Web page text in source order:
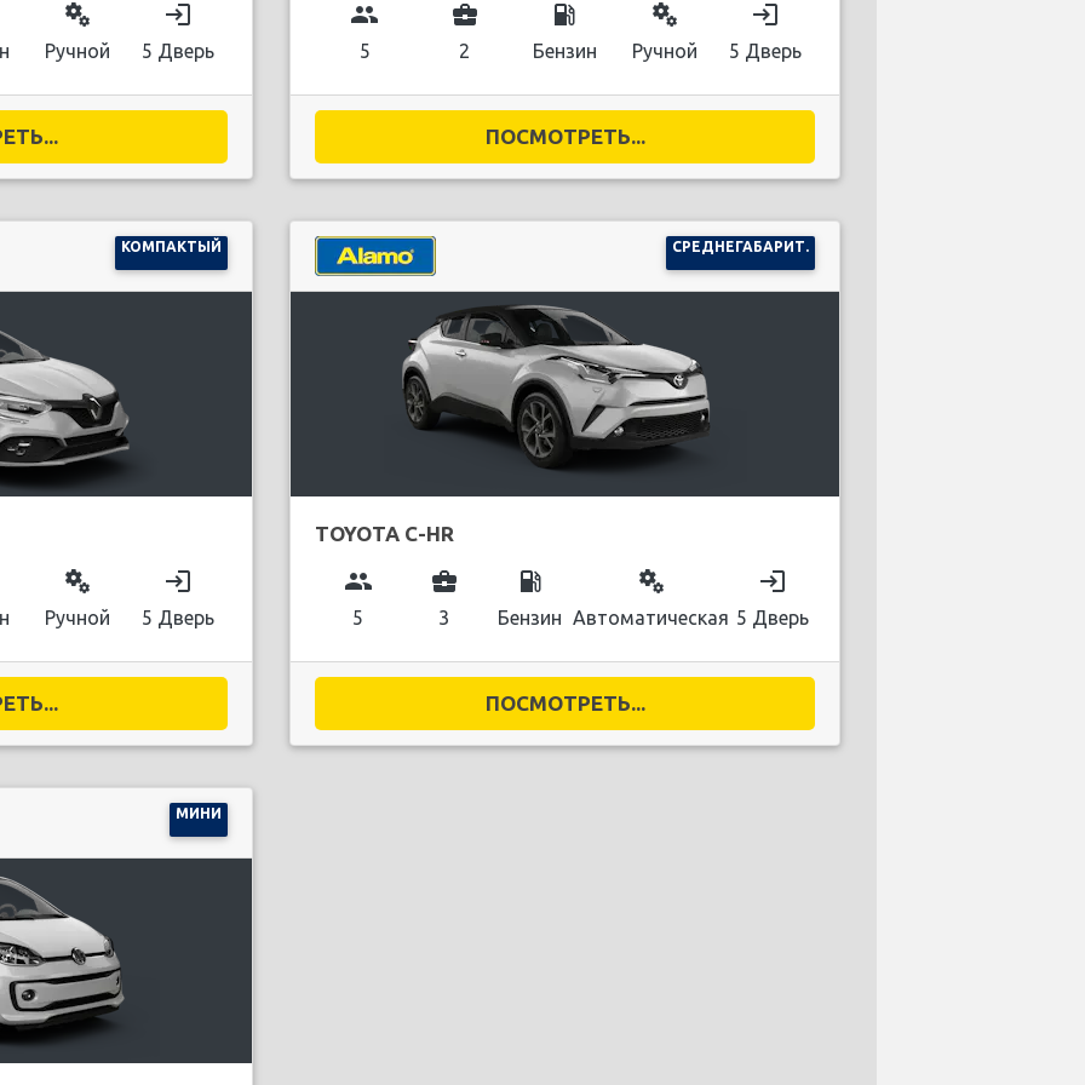
miscellaneous_services
Ручной
login
5 Дверь
group
5
business_center
2
local_gas_station
Бензин
miscellaneous_services
Ручной
login
5 Дверь
ПОСМОТРЕТЬ...
КОМПАКТЫЙ
miscellaneous_services
Ручной
login
5 Дверь
СРЕДНЕГАБАРИТ.
TOYOTA C-HR
group
5
business_center
3
local_gas_station
Бензин
miscellaneous_services
Автоматическая
login
5 Дверь
ПОСМОТРЕТЬ...
МИНИ